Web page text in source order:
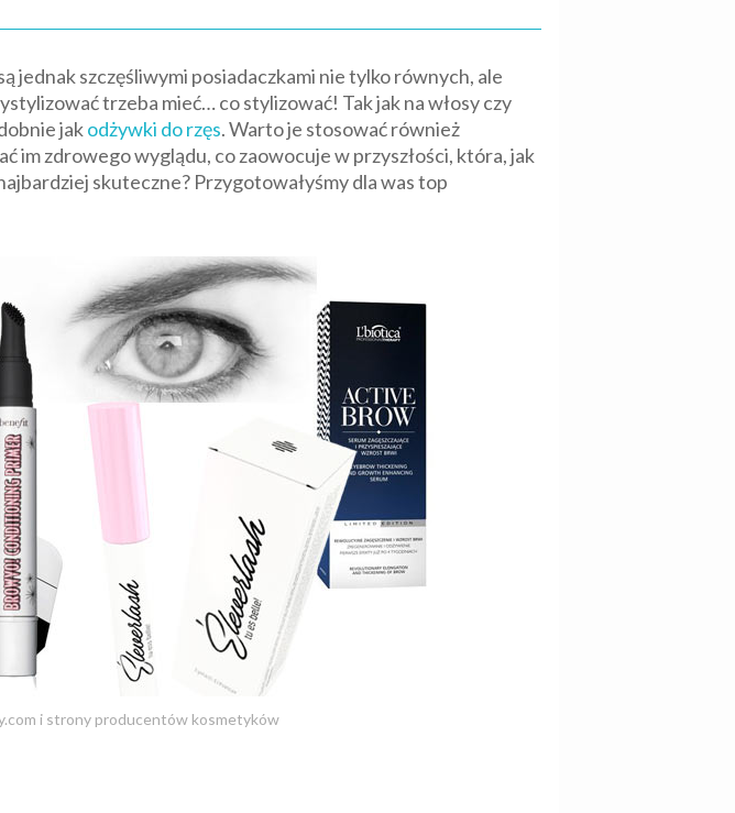
jednak szczęśliwymi posiadaczkami nie tylko równych, ale
trzeba mieć… co stylizować! Tak jak na włosy czy
jakodżywki do rzęs. Warto je stosować również
im zdrowego wyglądu, co zaowocuje w przyszłości, która, jak
skuteczne? Przygotowałyśmy dla was top
i strony producentów kosmetyków